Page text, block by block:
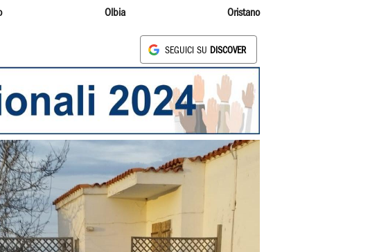
Olbia Oristano
SEGUICI SU DISCOVER